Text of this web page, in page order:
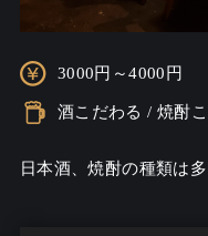
3000円～4000円
酒こだわる / 焼酎
日本酒、焼酎の種類は